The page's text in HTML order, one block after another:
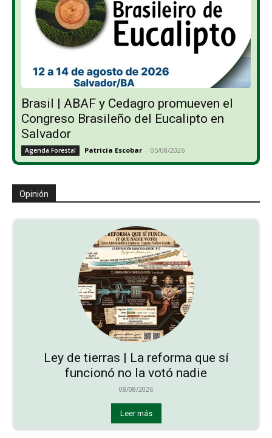
Brasil | ABAF y Cedagro promueven el
Congreso Brasileño del Eucalipto en
Salvador
Agenda Forestal Patricia Escobar - 05/08/2026
Opinión
Ley de tierras | La reforma que sí
funcionó no la votó nadie
08/08/2026
Leer más